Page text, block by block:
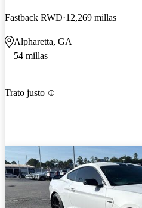
Fastback RWD 12,269 millas
Alpharetta, GA
54 millas
Trato justo